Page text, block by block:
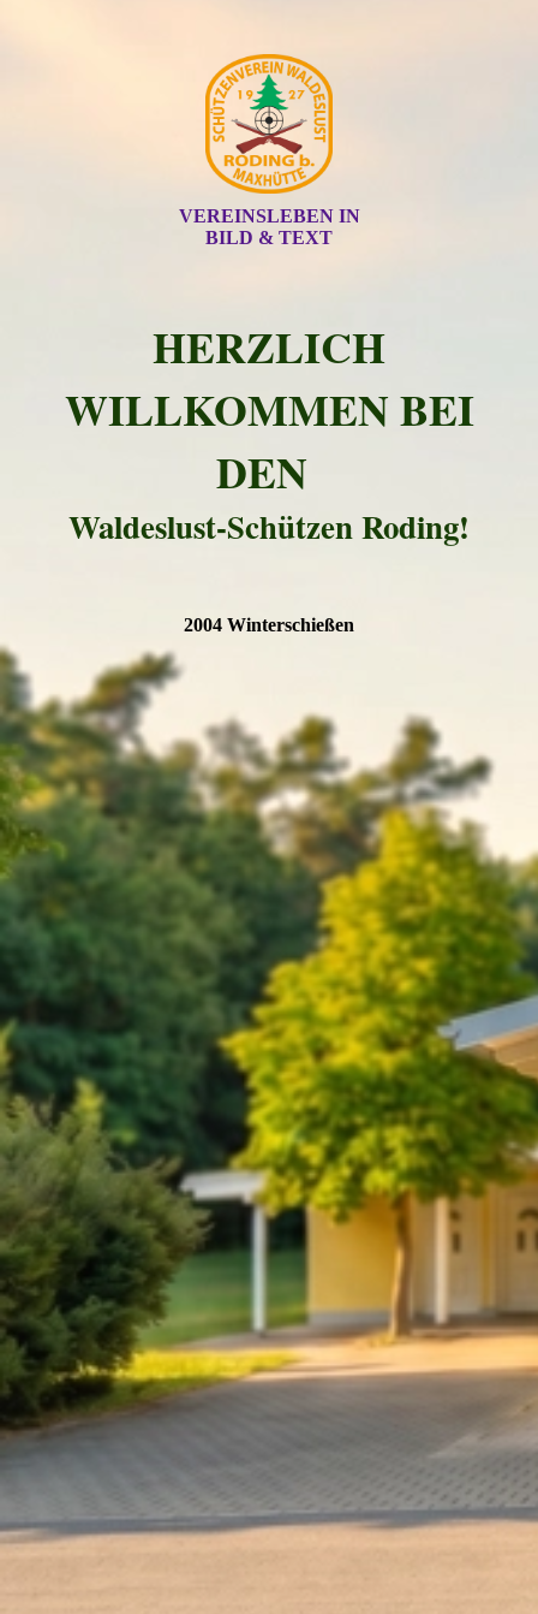
VEREINSLEBEN IN
BILD & TEXT
HERZLICH
WILLKOMMEN BEI
DEN
Waldeslust-Schützen Roding!
2004 Winterschießen